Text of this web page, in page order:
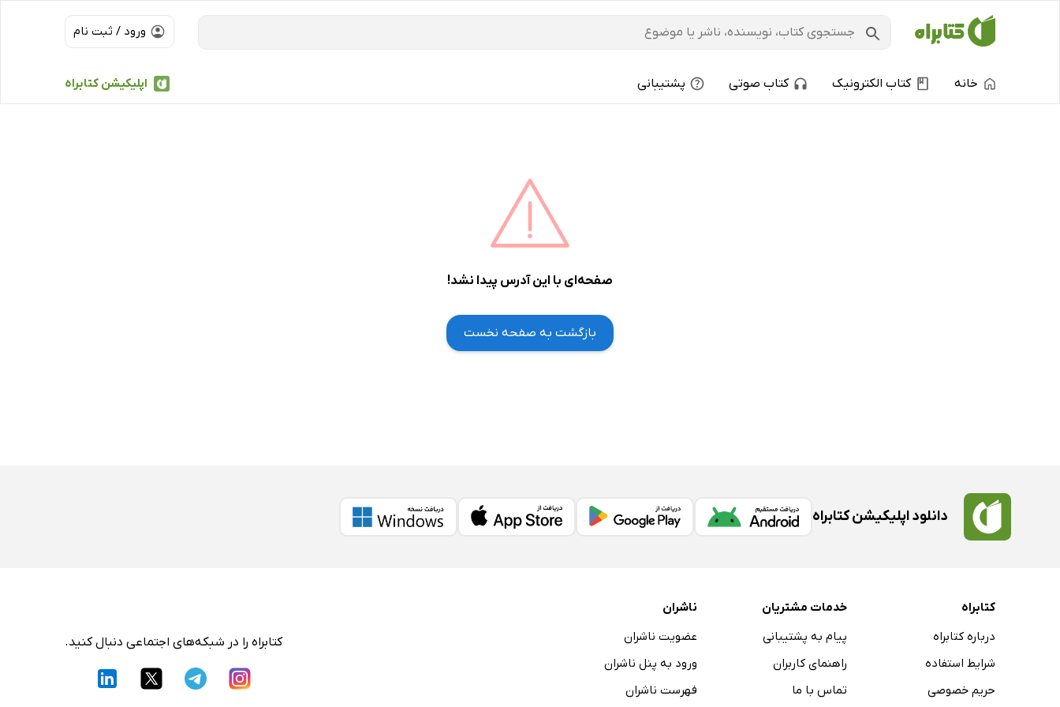
ورود / ثبت نام
اپلیکیشن کتابراه خانه کتاب الکترونیک کتاب صوتی پشتیبانی
صفحه‌ای با این آدرس پیدا نشد!
بازگشت به صفحه نخست
دانلود اپلیکیشن کتابراه
کتابراه
درباره کتابراه
شرایط استفاده
حریم خصوصی
خدمات مشتریان
پیام به پشتیبانی
راهنمای کاربران
تماس با ما
ناشران
عضویت ناشران
ورود به پنل ناشران
فهرست ناشران
کتابراه را در شبکه‌های اجتماعی دنبال کنید.